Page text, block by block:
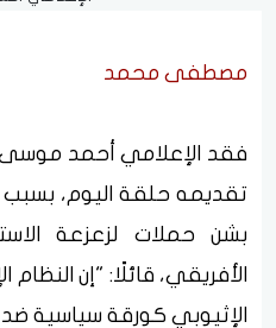
مصطفى محمد
فقد الإعلامي أحمد موسى،
تقديمه حلقة اليوم، بسبب
بشن حملات لزعزعة
الأفريقي، قائلًا: "إن
الإثيوبي كورقة سياسية